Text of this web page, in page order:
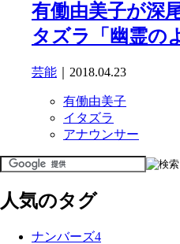
有働由美子が深
タズラ「幽霊の
芸能 ｜2018.04.23
有働由美子
イタズラ
アナウンサー
人気のタグ
ナンバーズ4